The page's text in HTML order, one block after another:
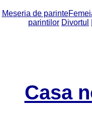
Meseria de parinte
parintilor Divortul
Casa